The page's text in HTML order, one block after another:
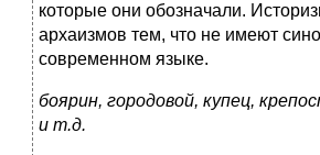
которые они обозначали.
архаизмов тем, что не имеют
современном языке.
боярин, городовой, купец,
и т.д.